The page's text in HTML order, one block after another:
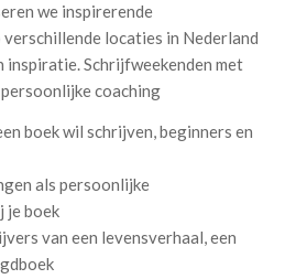
we inspirerende
locaties in Nederland
inspiratie. Schrijfweekenden met
coaching
boek wil schrijven, beginners en
als persoonlijke
je boek
van een levensverhaal, een